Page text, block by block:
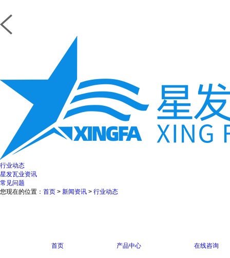
行业动态
星发瓦业资讯
常见问题
您现在的位置： 首页 > 新闻资讯 > 行业动态
首页 产品中心 在线咨询